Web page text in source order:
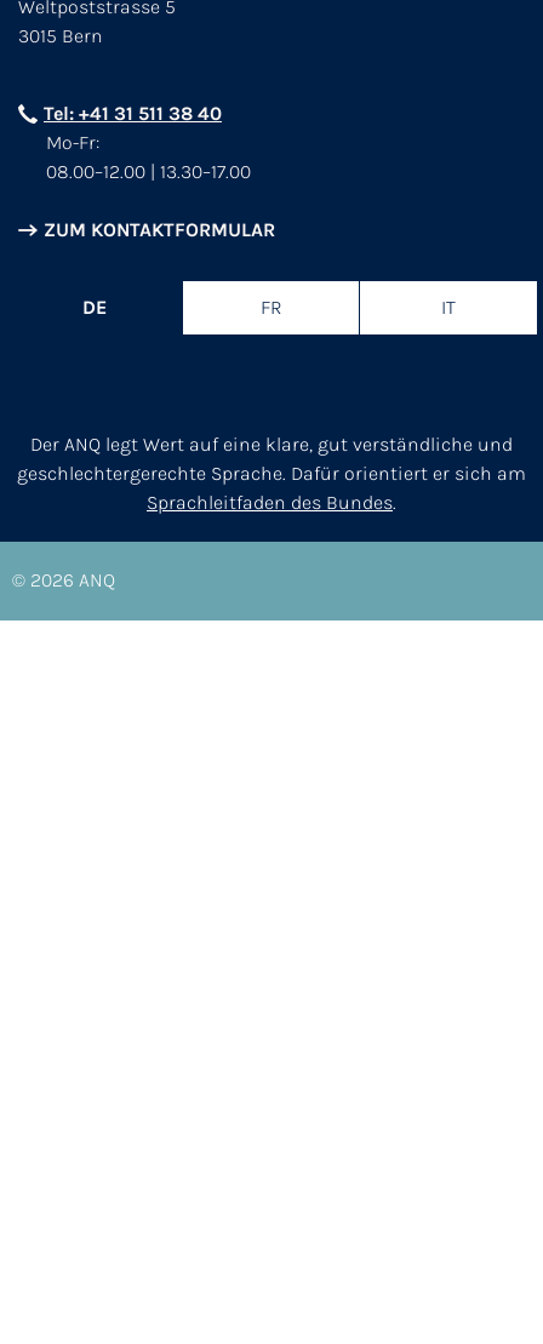
Weltpoststrasse 5
3015 Bern
Tel: +41 31 511 38 40
Mo-Fr:
08.00–12.00 | 13.30–17.00
ZUM KONTAKTFORMULAR
DE FR IT
Der ANQ legt Wert auf eine klare, gut verständliche und
geschlechtergerechte Sprache. Dafür orientiert er sich am
Sprachleitfaden des Bundes.
© 2026 ANQ